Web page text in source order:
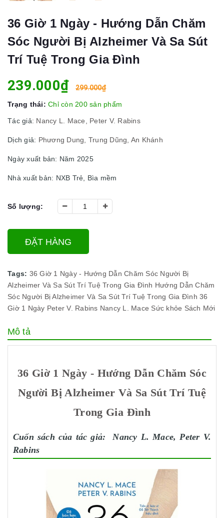
36 Giờ 1 Ngày - Hướng Dẫn Chăm
Sóc Người Bị Alzheimer Và Sa Sút
Trí Tuệ Trong Gia Đình
239.000₫ 299.000₫
Trạng thái: Chỉ còn 200 sản phẩm
Tác giả: Nancy L. Mace, Peter V. Rabins
Dịch giả: Phương Dung, Trung Dũng, An Khánh
Ngày xuất bản: Năm 2025
Nhà xuất bản: NXB Trẻ, Bìa mềm
Số lượng:
ĐẶT HÀNG
Tags: 36 Giờ 1 Ngày - Hướng Dẫn Chăm Sóc Người Bị
Alzheimer Và Sa Sút Trí Tuệ Trong Gia Đình Hướng Dẫn Chăm
Sóc Người Bị Alzheimer Và Sa Sút Trí Tuệ Trong Gia Đình 36
Giờ 1 Ngày Peter V. Rabins Nancy L. Mace Sức khỏe Sách Mới
Mô tả
36 Giờ 1 Ngày - Hướng Dẫn Chăm Sóc
Người Bị Alzheimer Và Sa Sút Trí Tuệ
Trong Gia Đình
Cuốn sách của tác giả: Nancy L. Mace, Peter V.
Rabins